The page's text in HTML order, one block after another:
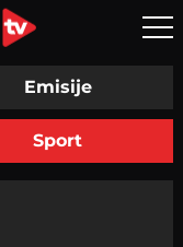
Emisije
Sport